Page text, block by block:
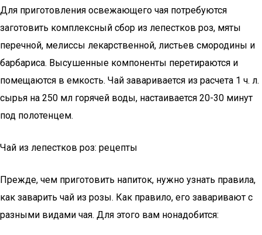
Для приготовления освежающего чая потребуются
заготовить комплексный сбор из лепестков роз, мяты
перечной, мелиссы лекарственной, листьев смородины и
барбариса. Высушенные компоненты перетираются и
помещаются в емкость. Чай заваривается из расчета 1 ч. л.
сырья на 250 мл горячей воды, настаивается 20-30 минут
под полотенцем.
Чай из лепестков роз: рецепты
Прежде, чем приготовить напиток, нужно узнать правила,
как заварить чай из розы. Как правило, его заваривают с
разными видами чая. Для этого вам нонадобится: